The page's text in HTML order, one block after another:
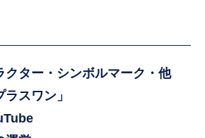
クター・シンボルマーク・他
スワン」